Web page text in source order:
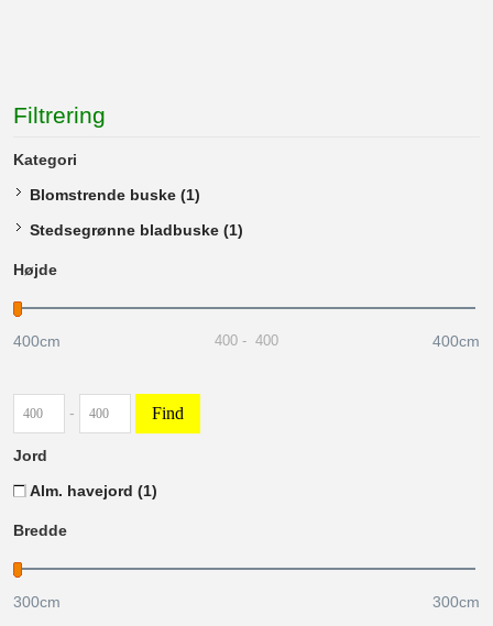
Filtrering
Kategori
Blomstrende buske (1)
Stedsegrønne bladbuske (1)
Højde
400cm 400cm
400 - 400
- Find
Jord
Alm. havejord (1)
Bredde
300cm 300cm